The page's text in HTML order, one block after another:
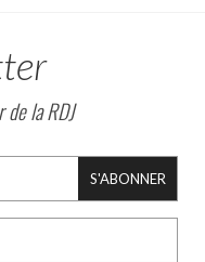
la RDJ
S'ABONNER